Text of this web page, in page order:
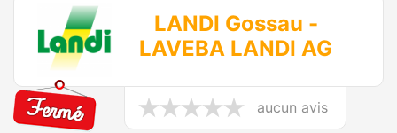
LANDI Gossau -
LAVEBA LANDI AG
aucun avis